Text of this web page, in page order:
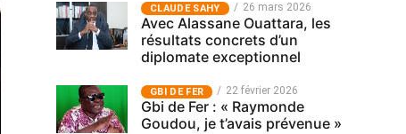
CLAUDE SAHY 26 mars 2026
Avec Alassane Ouattara, les
résultats concrets d’un
diplomate exceptionnel
GBI DE FER 22 février 2026
Gbi de Fer : « Raymonde
Goudou, je t’avais prévenue »